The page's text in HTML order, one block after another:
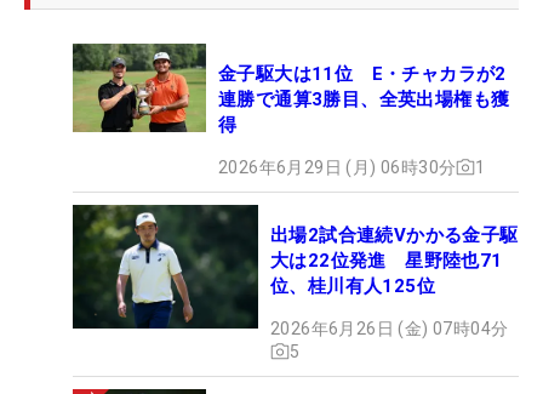
金子駆大は11位 E・チャカラが2
連勝で通算3勝目、全英出場権も獲
得
2026年6月29日 (月) 06時30分 1
出場2試合連続Vかかる金子駆
大は22位発進 星野陸也71
位、桂川有人125位
2026年6月26日 (金) 07時04分
5